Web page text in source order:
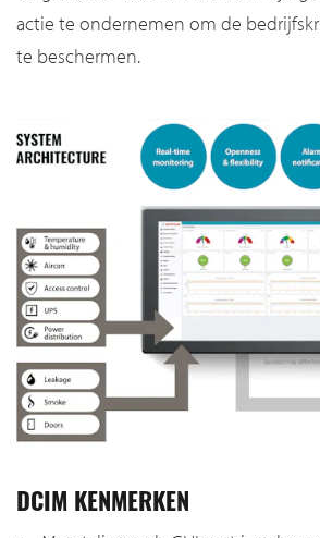
actie te ondernemen om de
te beschermen.
DCIM KENMERKEN